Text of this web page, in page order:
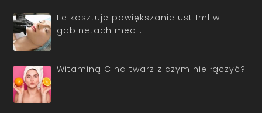
Ile kosztuje powiększanie ust 1ml w
gabinetach med…
Witaminą C na twarz z czym nie łączyć?